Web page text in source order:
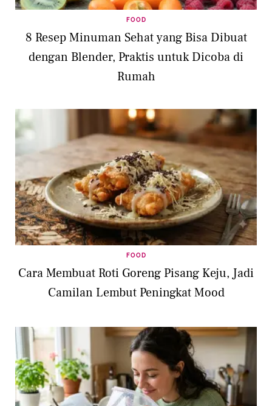
FOOD
8 Resep Minuman Sehat yang Bisa Dibuat
dengan Blender, Praktis untuk Dicoba di
Rumah
FOOD
Cara Membuat Roti Goreng Pisang Keju, Jadi
Camilan Lembut Peningkat Mood